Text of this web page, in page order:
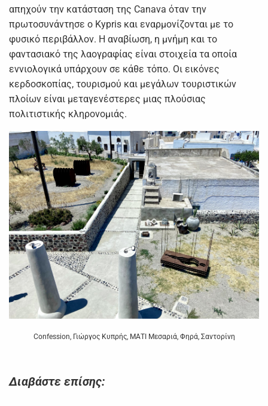
απηχούν την κατάσταση της Canava όταν την
πρωτοσυνάντησε ο Kypris και εναρμονίζονται με το
φυσικό περιβάλλον. Η αναβίωση, η μνήμη και το
φαντασιακό της λαογραφίας είναι στοιχεία τα οποία
εννιολογικά υπάρχουν σε κάθε τόπο. Οι εικόνες
κερδοσκοπίας, τουρισμού και μεγάλων τουριστικών
πλοίων είναι μεταγενέστερες μιας πλούσιας
πολιτιστικής κληρονομιάς.
Confession, Γιώργος Κυπρής, ΜΑΤΙ Μεσαριά, Φηρά, Σαντορίνη
Διαβάστε επίσης: